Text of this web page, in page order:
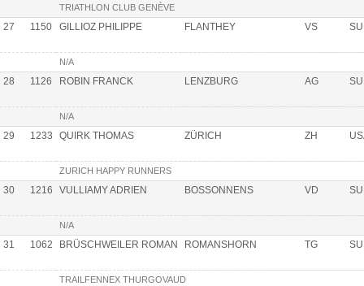
TRIATHLON CLUB GENÈVE
27 1150 GILLIOZ PHILIPPE FLANTHEY VS
N/A
28 1126 ROBIN FRANCK LENZBURG AG
N/A
29 1233 QUIRK THOMAS ZÜRICH ZH
ZURICH HAPPY RUNNERS
30 1216 VULLIAMY ADRIEN BOSSONNENS VD
N/A
31 1062 BRÜSCHWEILER ROMAN ROMANSHORN TG
TRAILFENNEX THURGOVAUD